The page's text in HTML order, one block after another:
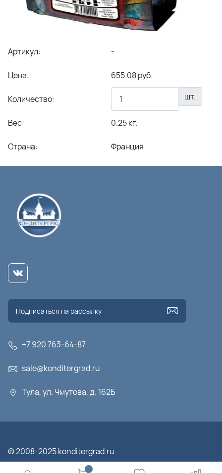
Артикул: -
Цена: 655.08 руб.
Количество: шт.
Вес: 0.25 кг.
Страна: Франция
+7 920 763-64-87
sale@konditergrad.ru
Тула, ул. Чмутова, д. 162Б
© 2008-2025 konditergrad.ru